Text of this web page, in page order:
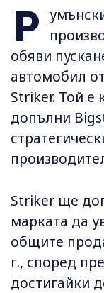
Р
обяви
автомобил
Striker. Той е
допълни
Striker ще
марката да
общите
г., според
достигайки